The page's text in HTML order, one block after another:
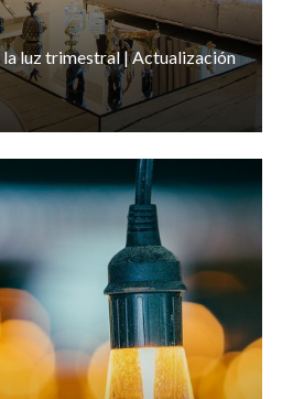
luz trimestral | Actualización